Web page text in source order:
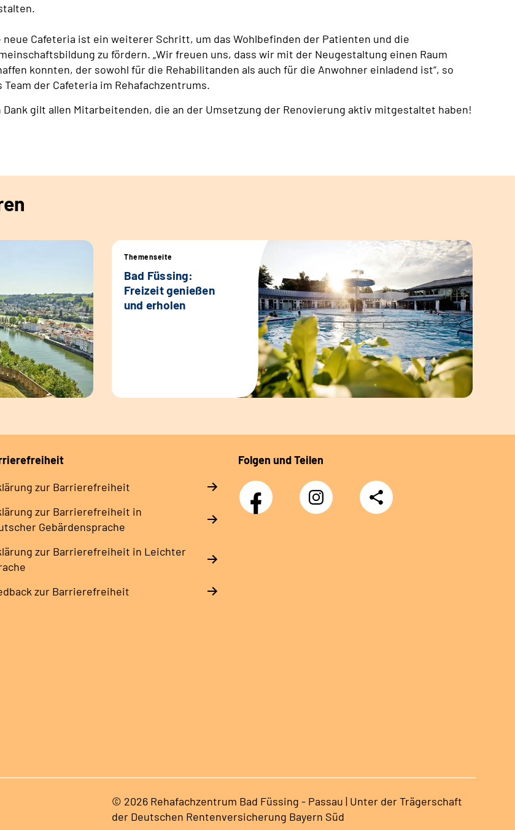
neue Cafeteria ist ein weiterer Schritt, um das Wohlbefinden der Patienten und die
zu fördern. „Wir freuen uns, dass wir mit der Neugestaltung einen Raum
konnten, der sowohl für die Rehabilitanden als auch für die Anwohner einladend ist“, so
Team der Cafeteria im Rehafachzentrums.
Dank gilt allen Mitarbeitenden, die an der Umsetzung der Renovierung aktiv mitgestaltet haben!
Themenseite
Bad Füssing:
Freizeit genießen
und erholen
zur Barrierefreiheit
zur Barrierefreiheit in
Gebärdensprache
zur Barrierefreiheit in Leichter
zur Barrierefreiheit
Folgen und Teilen
Facebook Instagram
Teilen
© 2026 Rehafachzentrum Bad Füssing - Passau | Unter der Trägerschaft
der Deutschen Rentenversicherung Bayern Süd